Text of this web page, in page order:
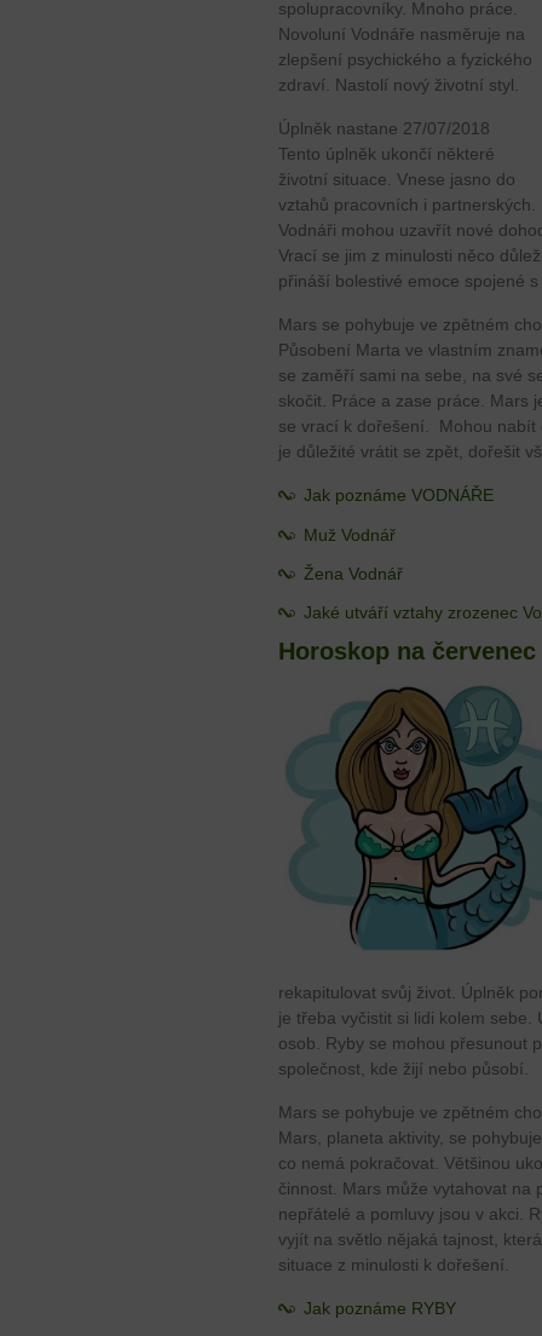
spolupracovníky. Mnoho práce.
Novoluní Vodnáře nasměruje na
zlepšení psychického a fyzického
zdraví. Nastolí nový životní styl.
Úplněk nastane 27/07/2018
Tento úplněk ukončí některé
životní situace. Vnese jasno do
vztahů pracovních i partnerských.
Vodnáři mohou uzavřít nové
Vrací se jim z minulosti něco
přináší bolestivé emoce spojené
Mars se pohybuje ve zpětném
Působení Marta ve vlastním
se zaměří sami na sebe, na své
skočit. Práce a zase práce. Mars
se vrací k dořešení. Mohou nabít
je důležité vrátit se zpět, dořešit
Jak poznáme VODNÁŘE
Muž Vodnář
Žena Vodnář
Jaké utváří vztahy zrozenec
Horoskop na
rekapitulovat svůj život. Úplněk
je třeba vyčistit si lidi kolem
osob. Ryby se mohou přesunout
společnost, kde žijí nebo působí.
Mars se pohybuje ve zpětném
Mars, planeta aktivity, se
co nemá pokračovat. Většinou
činnost. Mars může vytahovat na
nepřátelé a pomluvy jsou v akci.
vyjít na světlo nějaká tajnost,
situace z minulosti k dořešení.
Jak poznáme RYBY